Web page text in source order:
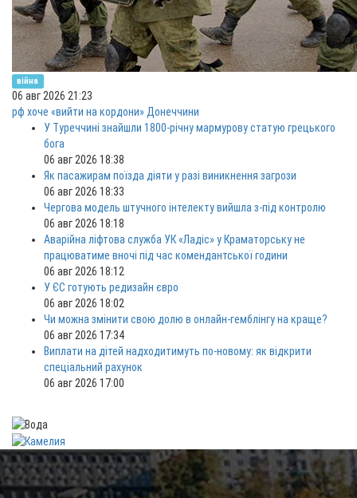
війна
06 авг 2026 21:23
рф хоче «вийти на кордони» Донеччини
У Туреччині знайшли 1800-річну мармурову статую грецького
бога
06 авг 2026 18:38
Як пасажирам поїзда діяти у разі виникнення загрози
06 авг 2026 18:33
Чергова модель штучного інтелекту вийшла з-під контролю
06 авг 2026 18:18
Аварійна ліфтова служба УК «Ладіс» у Краматорську не
працюватиме вночі під час комендантської години
06 авг 2026 18:12
У ЄС готують редизайн євро
06 авг 2026 18:02
Чи можна змінити свою долю в онлайн-гемблінгу на краще?
06 авг 2026 17:34
Виплати на дітей надходитимуть по-новому: як відкрити
спеціальний рахунок
06 авг 2026 17:00